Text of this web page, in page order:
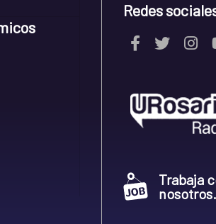
Redes
Trabaja
nosotros.